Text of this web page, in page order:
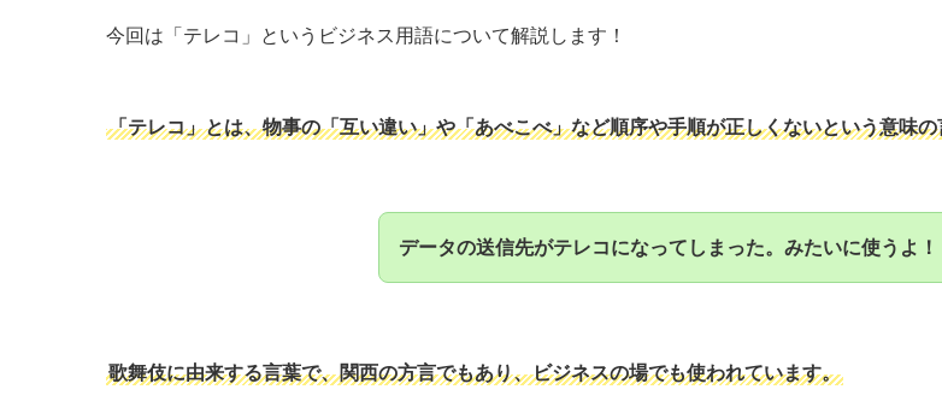
今回は「テレコ」というビジネス用語について解説します！
「テレコ」とは、物事の「互い違い」や「あべこべ」など順序や手順が正しくないという意味
データの送信先がテレコになってしまった。みたいに使うよ！
歌舞伎に由来する言葉で、関西の方言でもあり、ビジネスの場でも使われています。